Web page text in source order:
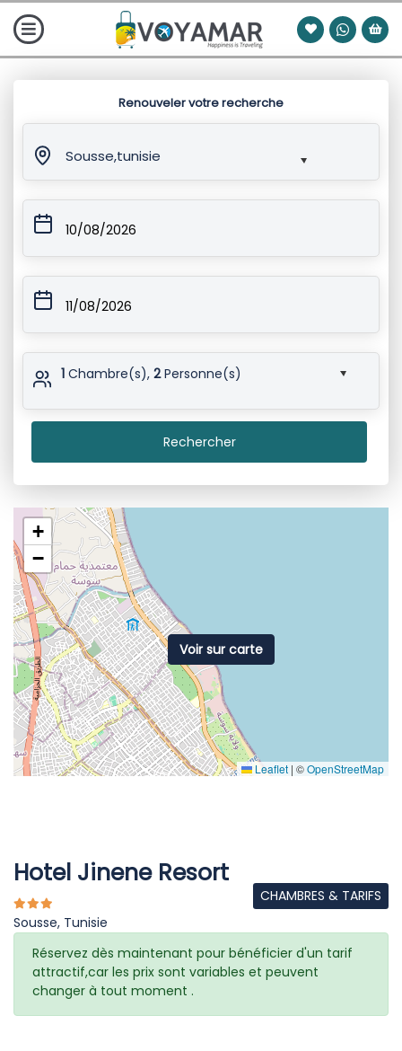
Renouveler votre recherche
Sousse,tunisie
10/08/2026
11/08/2026
1 Chambre(s),2Personne(s)
Rechercher
+
−
Leaflet | ©OpenStreetMap
Voir sur carte
Hotel Jinene Resort
Sousse, Tunisie
CHAMBRES & TARIFS
Réservez dès maintenant pour bénéficier d'un tarif
attractif,car les prix sont variables et peuvent
changer à tout moment .